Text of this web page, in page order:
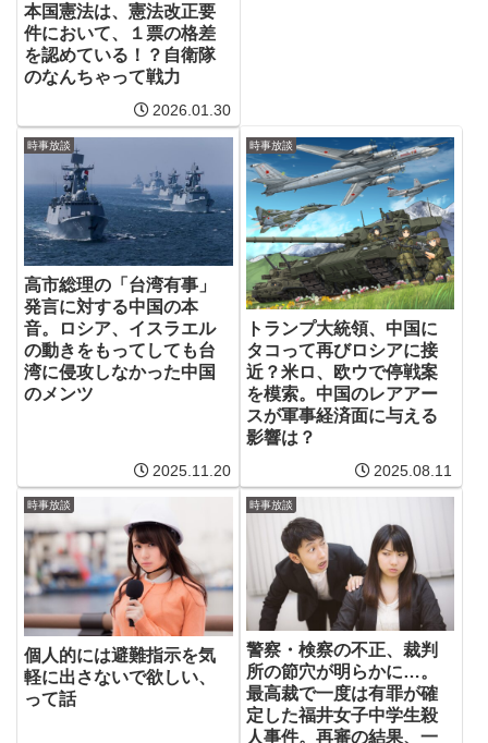
本国憲法は、憲法改正要
件において、１票の格差
を認めている！？自衛隊
のなんちゃって戦力
2026.01.30
時事放談
高市総理の「台湾有事」
発言に対する中国の本
音。ロシア、イスラエル
の動きをもってしても台
湾に侵攻しなかった中国
のメンツ
2025.11.20
時事放談
トランプ大統領、中国に
タコって再びロシアに接
近？米ロ、欧ウで停戦案
を模索。中国のレアアー
スが軍事経済面に与える
影響は？
2025.08.11
時事放談
個人的には避難指示を気
軽に出さないで欲しい、
って話
時事放談
警察・検察の不正、裁判
所の節穴が明らかに…。
最高裁で一度は有罪が確
定した福井女子中学生殺
人事件。再審の結果、一